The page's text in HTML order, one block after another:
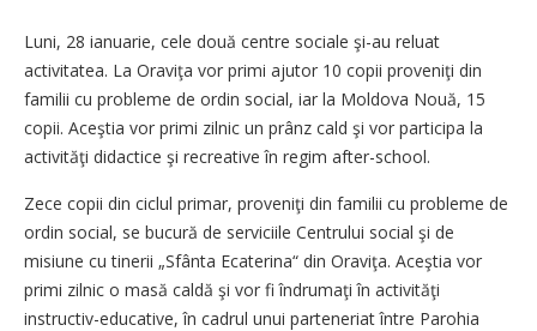
Luni, 28 ianuarie, cele două centre sociale şi-au reluat
activitatea. La Oraviţa vor primi ajutor 10 copii proveniţi din
familii cu probleme de ordin social, iar la Moldova Nouă, 15
copii. Aceştia vor primi zilnic un prânz cald şi vor participa la
activităţi didactice şi recreative în regim after-school.
Zece copii din ciclul primar, proveniţi din familii cu probleme de
ordin social, se bucură de serviciile Centrului social şi de
misiune cu tinerii „Sfânta Ecaterina“ din Oraviţa. Aceştia vor
primi zilnic o masă caldă şi vor fi îndrumaţi în activităţi
instructiv-educative, în cadrul unui parteneriat între Parohia